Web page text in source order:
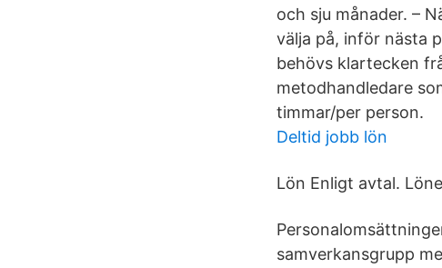
och sju månader. –
välja på, inför nästa
behövs klartecken
metodhandledare
timmar/per person.
Deltid jobb lön
Lön Enligt avtal.
samverkansgrupp